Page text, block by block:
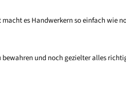
es Handwerkern so einfach wie
und noch gezielter alles